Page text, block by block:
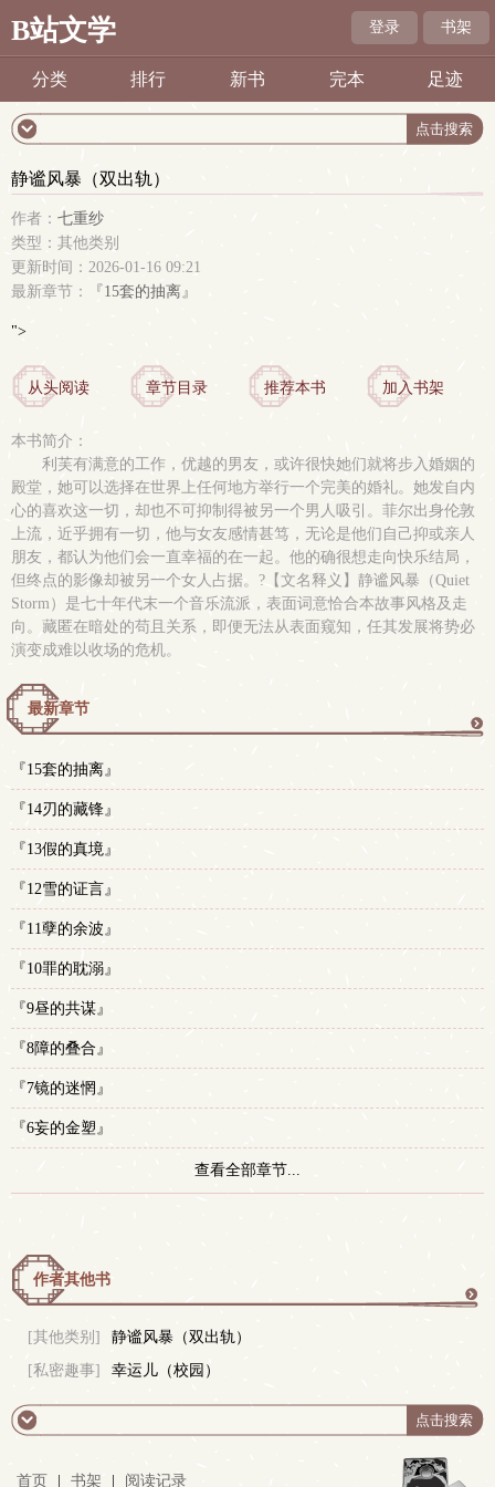
B站文学 登录 书架
分类 排行 新书 完本 足迹
静谧风暴（双出轨）
作者： 七重纱
类型：其他类别
更新时间：2026-01-16 09:21
最新章节：
『15套的抽离』
">
从头阅读 章节目录 推荐本书 加入书架
本书简介：
利芙有满意的工作，优越的男友，或许很快她们就将步入婚姻的
殿堂，她可以选择在世界上任何地方举行一个完美的婚礼。她发自内
心的喜欢这一切，却也不可抑制得被另一个男人吸引。菲尔出身伦敦
上流，近乎拥有一切，他与女友感情甚笃，无论是他们自己抑或亲人
朋友，都认为他们会一直幸福的在一起。他的确很想走向快乐结局，
但终点的影像却被另一个女人占据。?【文名释义】静谧风暴（Quiet
Storm）是七十年代末一个音乐流派，表面词意恰合本故事风格及走
向。藏匿在暗处的苟且关系，即便无法从表面窥知，任其发展将势必
演变成难以收场的危机。
最新章节
『15套的抽离』
『14刃的藏锋』
『13假的真境』
『12雪的证言』
『11孽的余波』
『10罪的耽溺』
『9昼的共谋』
『8障的叠合』
『7镜的迷惘』
『6妄的金塑』
查看全部章节...
作者其他书
[其他类别]
静谧风暴（双出轨）
[私密趣事]
幸运儿（校园）
首页 书架 阅读记录